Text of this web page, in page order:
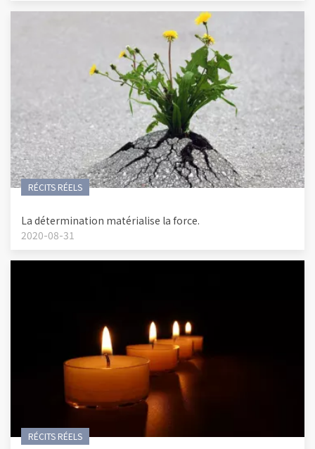
RÉCITS RÉELS
La détermination matérialise la force.
2020-08-31
RÉCITS RÉELS